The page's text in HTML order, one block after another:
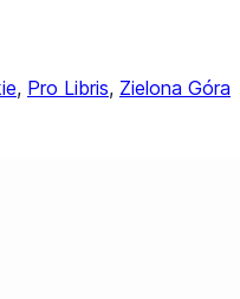
, Pro Libris, Zielona Góra